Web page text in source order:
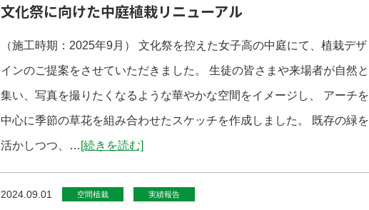
文化祭に向けた中庭植栽リニューアル
（施工時期：2025年9月） 文化祭を控えた女子高の中庭にて、植栽デザ
インのご提案をさせていただきました。 生徒の皆さまや来場者が自然と
集い、写真を撮りたくなるような華やかな空間をイメージし、 アーチを
中心に季節の草花を組み合わせたスケッチを作成しました。 既存の緑を
活かしつつ、… [続きを読む]
2024.09.01 空間植栽 実績報告